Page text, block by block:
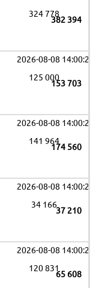
382 394
324 778
2026-08-08 14:00:29
153 703
125 000
2026-08-08 14:00:29
174 560
141 964
2026-08-08 14:00:29
37 210
34 166
2026-08-08 14:00:29
65 608
120 831